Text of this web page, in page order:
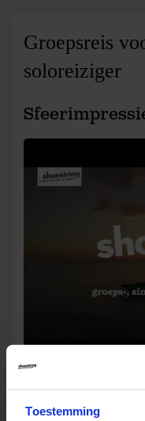
Toestemming
Groepsreis
soloreiziger